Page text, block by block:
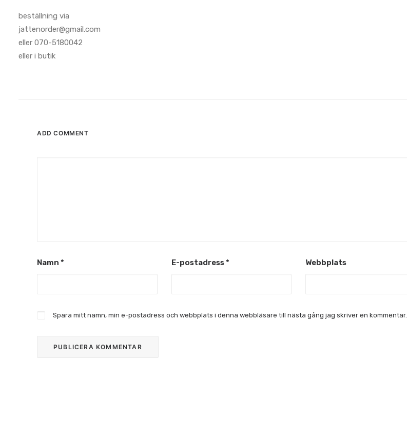
beställning via
jattenorder@gmail.com
eller 070-5180042
eller i butik
ADD COMMENT
Namn * E-postadress* Webbplats
Spara mitt namn, min e-postadress och webbplats i denna webbläsare till nästa gång jag skriver en kommentar.